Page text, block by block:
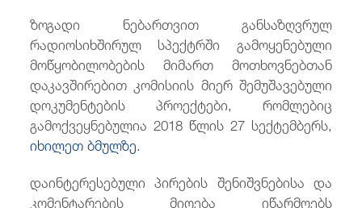
ზოგადი ნებართვით განსაზღვრულ
რადიოსიხშირულ სპექტრში გამოყენებული
მოწყობილობების მიმართ მოთხოვნებთან
დაკავშირებით კომისიის მიერ შემუშავებული
დოკუმენტების პროექტები, რომლებიც
გამოქვეყნებულია 2018 წლის 27 სექტემბერს,
იხილეთ ბმულზე.
დაინტერესებული პირების შენიშვნებისა და
კომენტარების მიღება იწარმოებს